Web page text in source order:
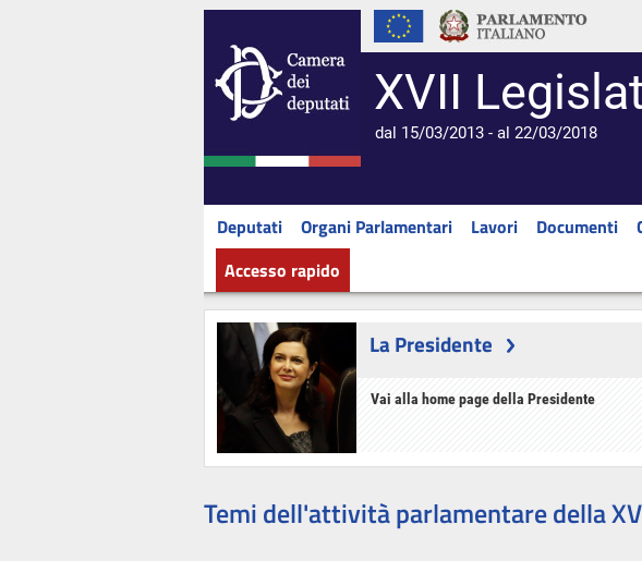
XVII
dal 15/03/2013 - al 22/03/2018
Deputati Organi Parlamentari Lavori Documenti
Accesso rapido
La Presidente
Vai alla home page della Presidente
Temi dell'attività parlamentare della